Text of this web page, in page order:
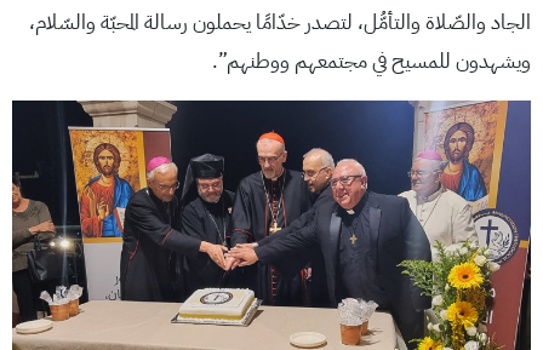
الجاد والصّلاة والتأمُّل، لتصدر خدّامًا يحملون رسالة المحبّة والسّلام،
ويشهدون للمسيح في مجتمعهم ووطنهم”.